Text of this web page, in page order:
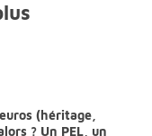
(héritage,
? Un PEL, un